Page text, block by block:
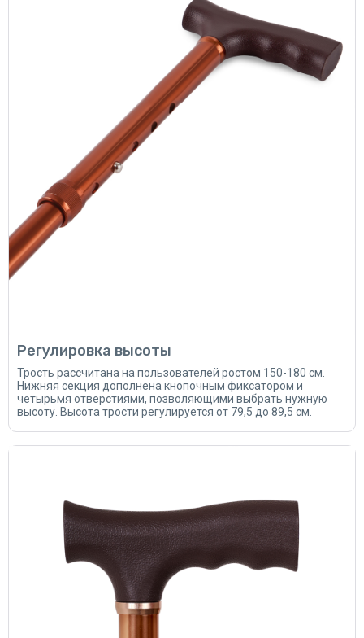
Регулировка высоты
Трость рассчитана на пользователей ростом 150-180 см.
Нижняя секция дополнена кнопочным фиксатором и
четырьмя отверстиями, позволяющими выбрать нужную
высоту. Высота трости регулируется от 79,5 до 89,5 см.